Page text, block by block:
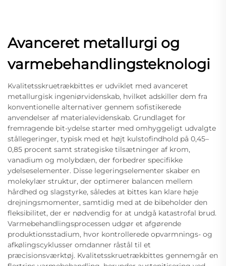
Avanceret metallurgi og
varmebehandlingsteknologi
Kvalitetsskruetrækbittes er udviklet med avanceret
metallurgisk ingeniørvidenskab, hvilket adskiller dem fra
konventionelle alternativer gennem sofistikerede
anvendelser af materialevidenskab. Grundlaget for
fremragende bit-ydelse starter med omhyggeligt udvalgte
stållegeringer, typisk med et højt kulstofindhold på 0,45–
0,85 procent samt strategiske tilsætninger af krom,
vanadium og molybdæn, der forbedrer specifikke
ydelseselementer. Disse legeringselementer skaber en
molekylær struktur, der optimerer balancen mellem
hårdhed og slagstyrke, således at bittes kan klare høje
drejningsmomenter, samtidig med at de bibeholder den
fleksibilitet, der er nødvendig for at undgå katastrofal brud.
Varmebehandlingsprocessen udgør et afgørende
produktionsstadium, hvor kontrollerede opvarmnings- og
afkølingscyklusser omdanner råstål til et
præcisionsværktøj. Kvalitetsskruetrækbittes gennemgår en